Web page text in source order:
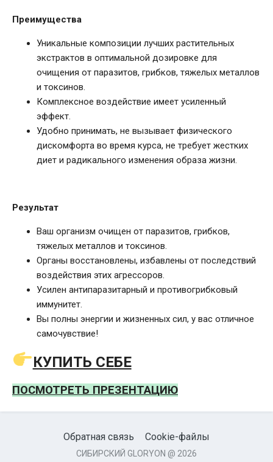
Преимущества
Уникальные композиции лучших растительных
экстрактов в оптимальной дозировке для
очищения от паразитов, грибков, тяжелых металлов
и токсинов.
Комплексное воздействие имеет усиленный
эффект.
Удобно принимать, не вызывает физического
дискомфорта во время курса, не требует жестких
диет и радикального изменения образа жизни.
Результат
Ваш организм очищен от паразитов, грибков,
тяжелых металлов и токсинов.
Органы восстановлены, избавлены от последствий
воздействия этих агрессоров.
Усилен антипаразитарный и противогрибковый
иммунитет.
Вы полны энергии и жизненных сил, у вас отличное
самочувствие!
КУПИТЬ СЕБЕ
ПОСМОТРЕТЬ ПРЕЗЕНТАЦИЮ
Обратная связь Cookie-файлы
СИБИРСКИЙ GLORYON @ 2026